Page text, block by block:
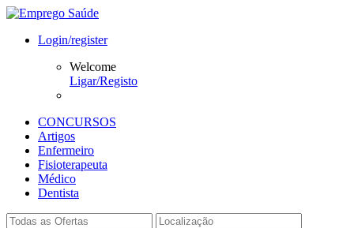
Login/register
Welcome
Ligar/Registo
CONCURSOS
Artigos
Enfermeiro
Fisioterapeuta
Médico
Dentista